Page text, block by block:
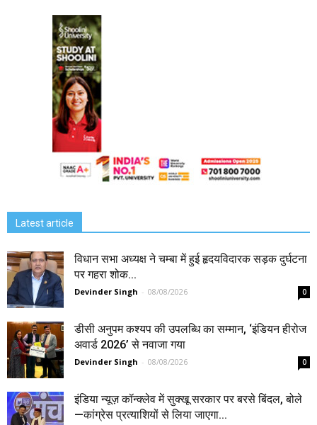
Latest article
विधान सभा अध्यक्ष ने चम्बा में हुई हृदयविदारक सड़क दुर्घटना
पर गहरा शोक...
Devinder Singh - 08/08/2026 0
डीसी अनुपम कश्यप की उपलब्धि का सम्मान, ‘इंडियन हीरोज
अवार्ड 2026’ से नवाजा गया
Devinder Singh - 08/08/2026 0
इंडिया न्यूज़ कॉन्क्लेव में सुक्खू सरकार पर बरसे बिंदल, बोले
—कांग्रेस प्रत्याशियों से लिया जाएगा...